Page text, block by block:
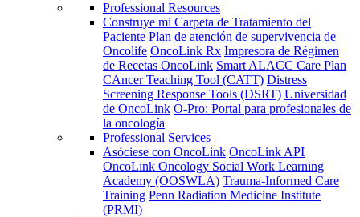
Professional Resources
Construye mi Carpeta de Tratamiento del
Paciente Plan de atención de supervivencia de
Oncolife OncoLink Rx Impresora de Régimen
de Recetas OncoLink Smart ALACC Care Plan
CAncer Teaching Tool (CATT) Distress
Screening Response Tools (DSRT) Universidad
de OncoLink O-Pro: Portal para profesionales de
la oncología
Professional Services
Asóciese con OncoLink OncoLink API
OncoLink Oncology Social Work Learning
Academy (OOSWLA) Trauma-Informed Care
Training Penn Radiation Medicine Institute
(PRMI)